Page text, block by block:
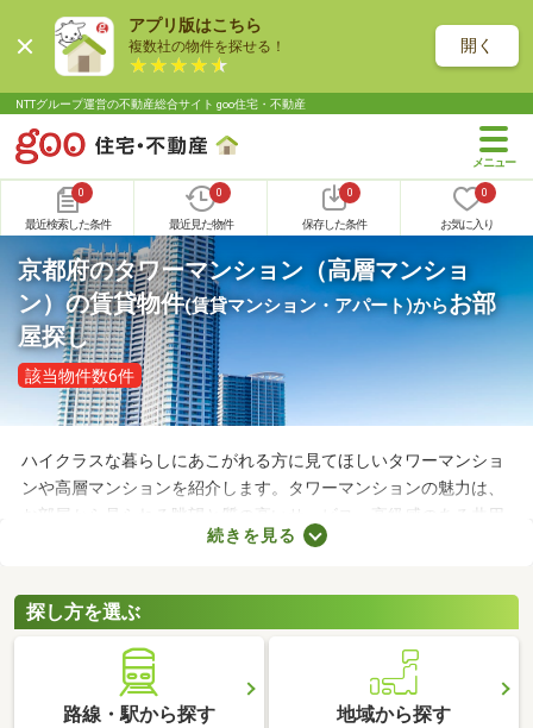
アプリ版はこちら
複数社の物件を探せる！ 開く
NTTグループ運営の不動産総合サイト goo住宅・不動産
0
最近検索した条件
0
最近見た物件
0
保存した条件
0
お気に入り
京都府のタワーマンション（高層マンショ
ン）の賃貸物件(賃貸マンション・アパート)からお部
屋探し
該当物件数6件
ハイクラスな暮らしにあこがれる方に見てほしいタワーマンショ
ンや高層マンションを紹介します。タワーマンションの魅力は、
お部屋から見られる眺望と質の高いサービス。高級感のある共用
スペースやコンシェルジュサービスが付属しているので、豊かな
ョンから、気に入る物件を見つけてくださいね。
続きを見る
探し方を選ぶ
路線・駅から探す 地域から探す